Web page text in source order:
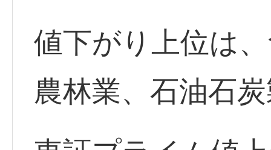
値下がり上位は
農林業、石油石